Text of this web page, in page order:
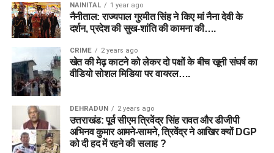
NAINITAL 1 year ago
नैनीताल: राज्यपाल गुरमीत सिंह ने किए मां नैना देवी के
दर्शन, प्रदेश की सुख-शांति की कामना की….
CRIME 2 years ago
खेत की मेढ़ काटने को लेकर दो पक्षों के बीच खूनी संघर्ष का
वीडियो सोशल मिडिया पर वायरल….
DEHRADUN 2 years ago
उत्तराखंड: पूर्व सीएम त्रिवेंद्र सिंह रावत और डीजीपी
अभिनव कुमार आमने-सामने, त्रिवेंद्र ने आखिर क्यों DGP
को दी हद में रहने की सलाह ?